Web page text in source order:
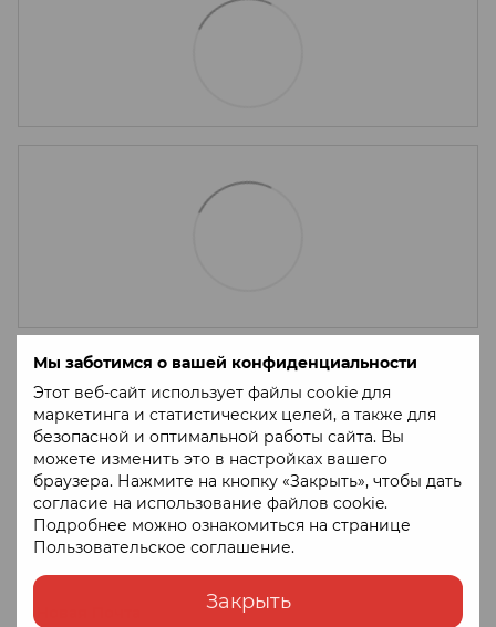
Мы заботимся о вашей конфиденциальности
Этот веб-сайт использует файлы cookie для
маркетинга и статистических целей, а также для
безопасной и оптимальной работы сайта. Вы
можете изменить это в настройках вашего
браузера. Нажмите на кнопку «Закрыть», чтобы дать
согласие на использование файлов cookie.
Подробнее можно ознакомиться на странице
Пользовательское соглашение.
Закрыть
Доставка Оплата Гарантия